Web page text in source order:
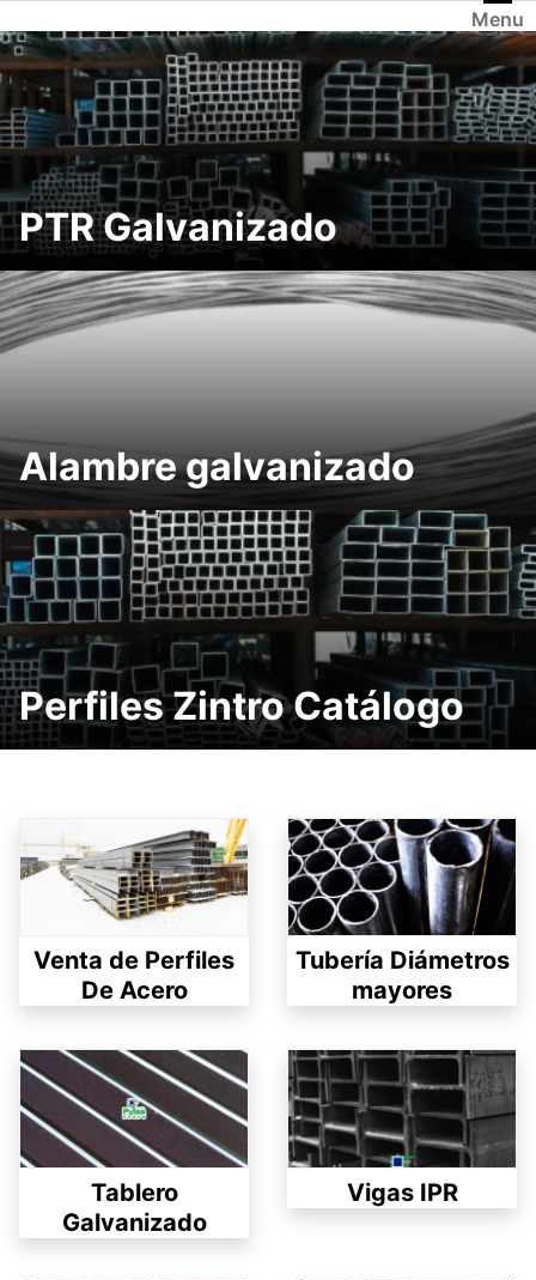
al
contenido
Menu
PTR Galvanizado
Alambre galvanizado
Perfiles Zintro Catálogo
Venta de Perfiles
De Acero
Tubería Diámetros
mayores
Tablero
Galvanizado
Vigas IPR